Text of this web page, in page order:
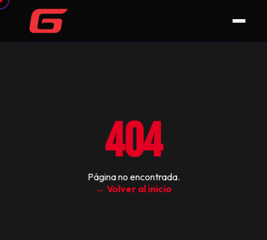
404
Página no encontrada.
← Volver al inicio